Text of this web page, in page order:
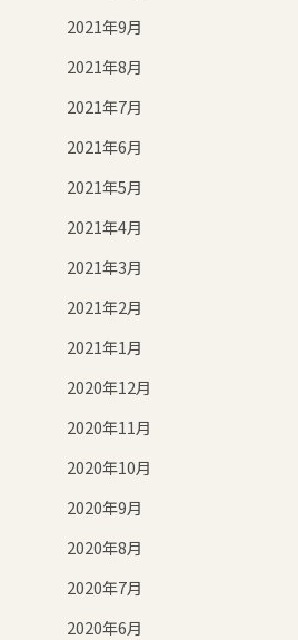
2021年9月
2021年8月
2021年7月
2021年6月
2021年5月
2021年4月
2021年3月
2021年2月
2021年1月
2020年12月
2020年11月
2020年10月
2020年9月
2020年8月
2020年7月
2020年6月